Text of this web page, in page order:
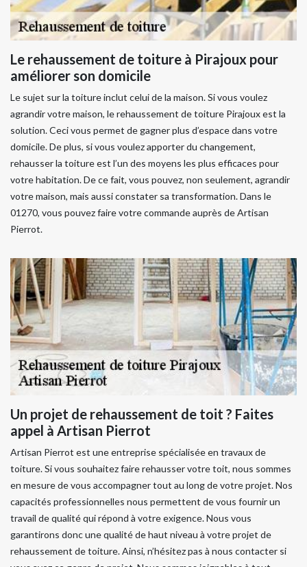
Le rehaussement de toiture à Pirajoux pour
améliorer son domicile
Le sujet sur la toiture inclut celui de la maison. Si vous voulez
agrandir votre maison, le rehaussement de toiture Pirajoux est la
solution. Ceci vous permet de gagner plus d’espace dans votre
domicile. De plus, si vous voulez apporter du changement,
rehausser la toiture est l’un des moyens les plus efficaces pour
votre habitation. De ce fait, vous pouvez, non seulement, agrandir
votre maison, mais aussi constater sa transformation. Dans le
01270, vous pouvez faire votre commande auprès de Artisan
Pierrot.
Un projet de rehaussement de toit ? Faites
appel à Artisan Pierrot
Artisan Pierrot est une entreprise spécialisée en travaux de
toiture. Si vous souhaitez faire rehausser votre toit, nous sommes
en mesure de vous accompagner tout au long de votre projet. Nos
capacités professionnelles nous permettent de vous fournir un
travail de qualité qui répond à votre exigence. Nous vous
garantirons donc une qualité de haut niveau à votre projet de
rehaussement de toiture. Ainsi, n’hésitez pas à nous contacter si